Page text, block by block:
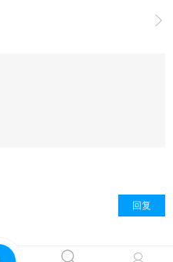

回复
Copyright © 2001-2021
